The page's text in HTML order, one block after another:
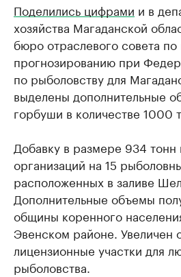
Поделились цифрами и в
хозяйства Магаданской
бюро отраслевого совета
прогнозированию при
по рыболовству для
выделены дополнительные
горбуши в количестве 1000
Добавку в размере 934 тонн
организаций на 15
расположенных в заливе
Дополнительные объемы
общины коренного
Эвенском районе. Увеличен
лицензионные участки для
рыболовства.